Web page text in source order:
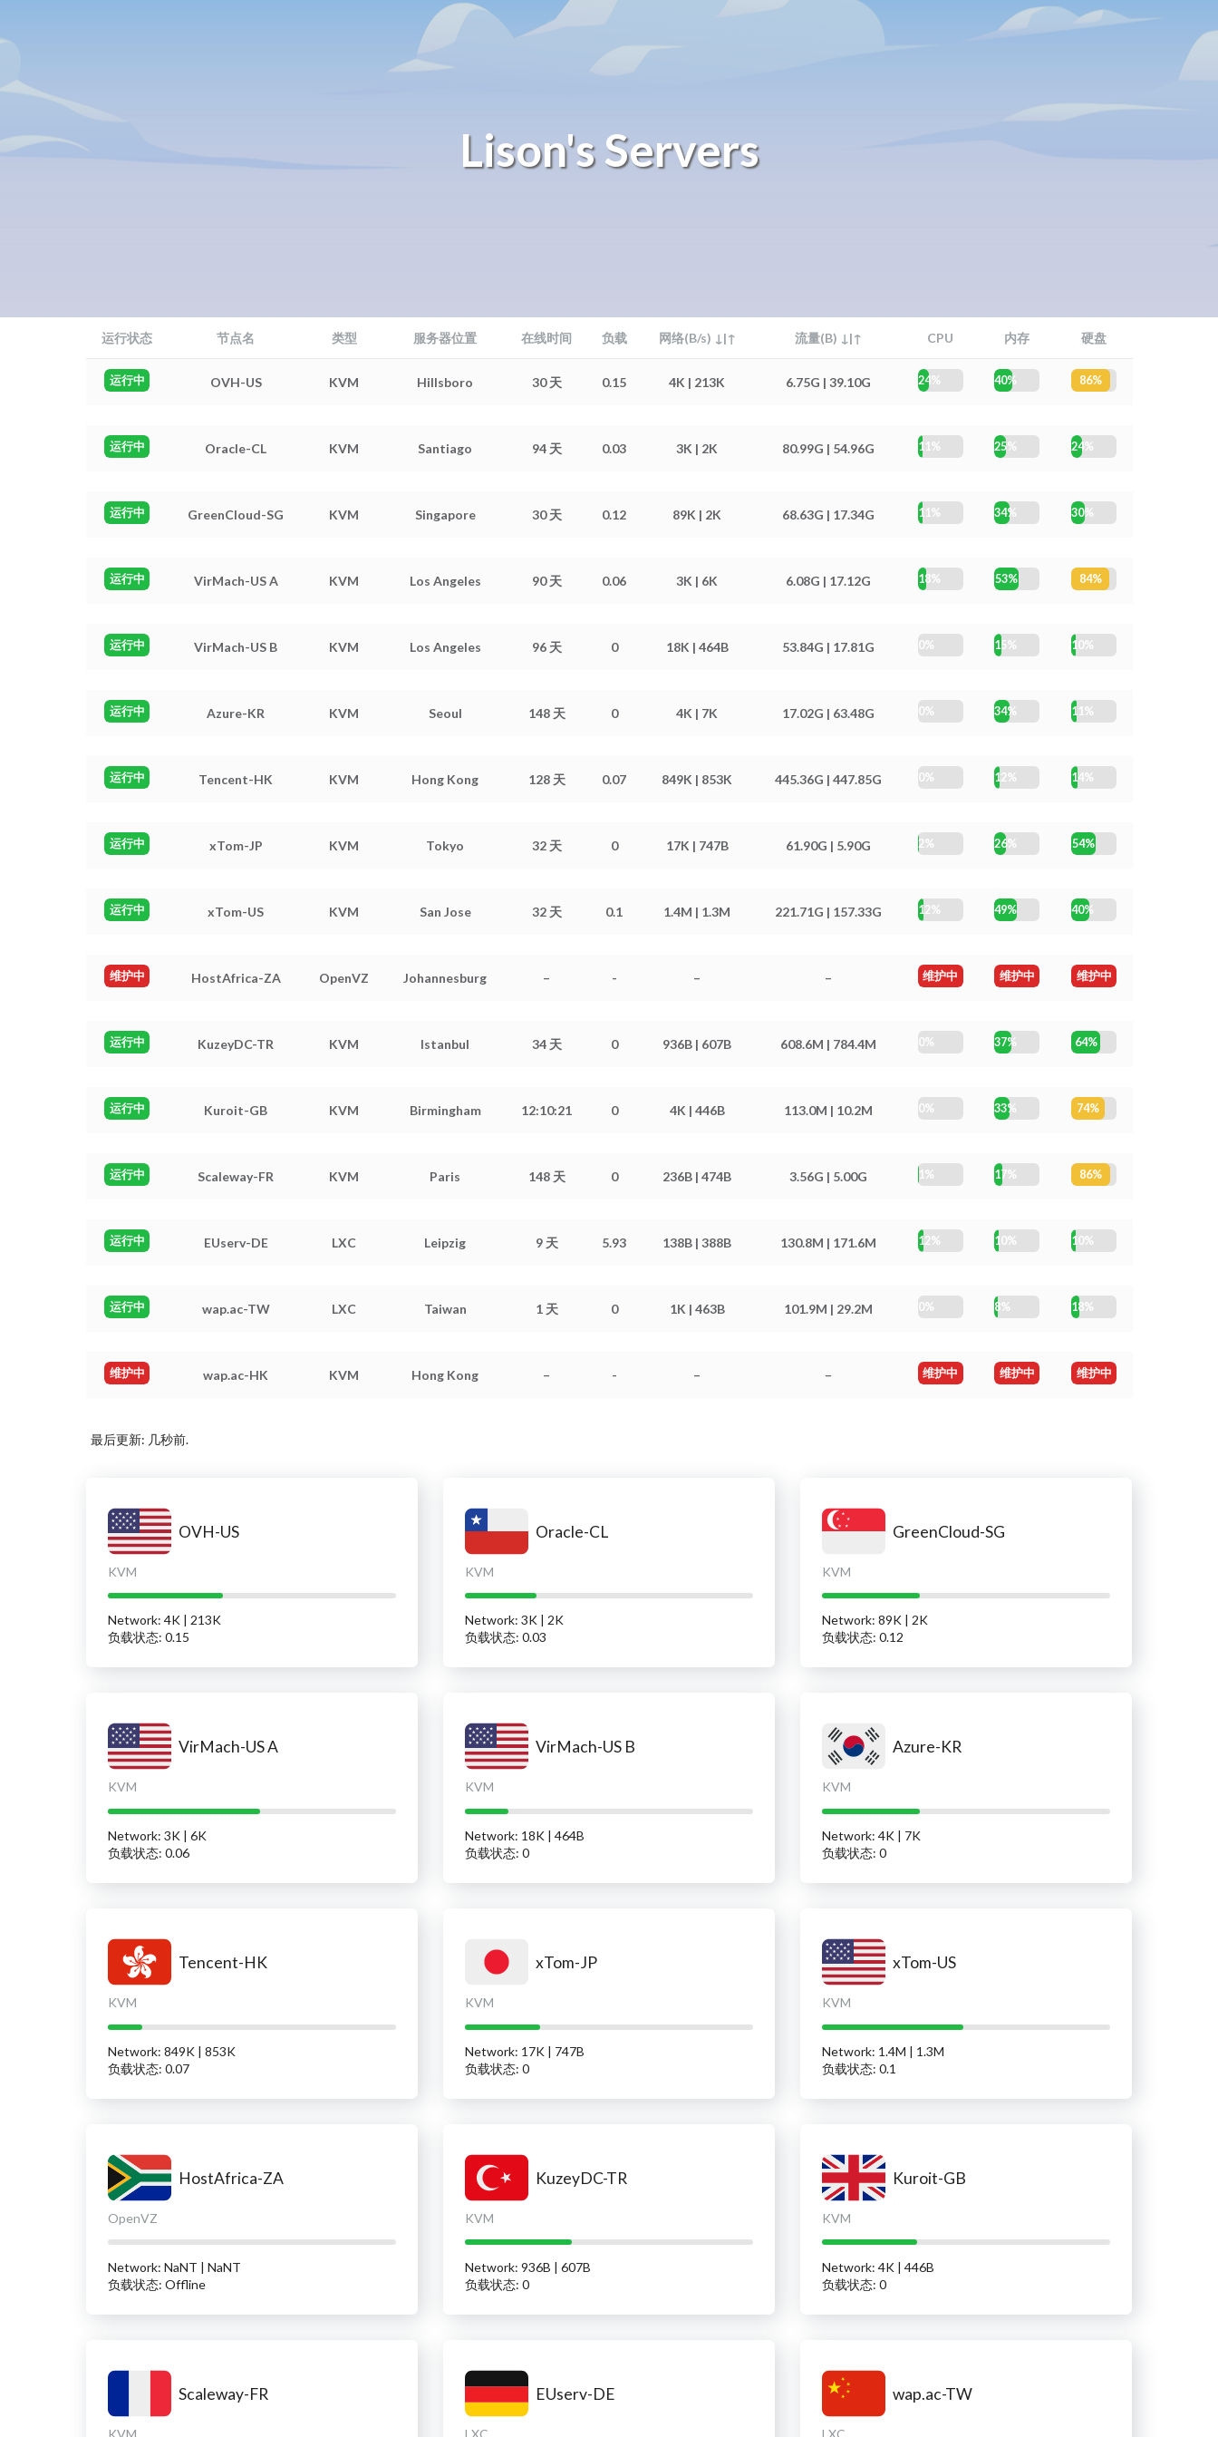
Lison's Servers
运行状态 节点名 类型 服务器位置 在线时间 负载 网络(B/s) ↓|↑ 流量(B) ↓|↑ CPU 内存 硬盘
运行中 OVH-US KVM Hillsboro 30 天 0.15 4K | 213K 6.75G | 39.10G 24% 40% 86%
交换分区: 259.36 MiB / 2.00 GiB
硬盘信息: 16.57 GiB / 19.20 GiB
运行中 Oracle-CL KVM Santiago 94 天 0.03 3K | 2K 80.99G | 54.96G 11% 25% 24%
交换分区: 247.67 MiB / 1.00 GiB
硬盘信息: 10.59 GiB / 44.96 GiB
运行中 GreenCloud-SG KVM Singapore 30 天 0.12 89K | 2K 68.63G | 17.34G 11% 34% 30%
交换分区: 268.70 MiB / 1024.00 MiB
硬盘信息: 59.04 GiB / 195.84 GiB
运行中 VirMach-US A KVM Los Angeles 90 天 0.06 3K | 6K 6.08G | 17.12G 18% 53% 84%
交换分区: 496.70 MiB / 1.25 GiB
硬盘信息: 12.18 GiB / 14.44 GiB
运行中 VirMach-US B KVM Los Angeles 96 天 0 18K | 464B 53.84G | 17.81G 0% 15% 10%
交换分区: 0 B / 256.00 MiB
硬盘信息: 1.38 GiB / 14.49 GiB
运行中 Azure-KR KVM Seoul 148 天 0 4K | 7K 17.02G | 63.48G 0% 34% 11%
交换分区: 0 B / 0 B
硬盘信息: 6.99 GiB / 65.71 GiB
运行中 Tencent-HK KVM Hong Kong 128 天 0.07 849K | 853K 445.36G | 447.85G 0% 12% 14%
交换分区: 0 B / 0 B
硬盘信息: 2.76 GiB / 19.52 GiB
运行中 xTom-JP KVM Tokyo 32 天 0 17K | 747B 61.90G | 5.90G 2% 26% 54%
交换分区: 105.04 MiB / 1.25 GiB
硬盘信息: 8.00 GiB / 14.73 GiB
运行中 xTom-US KVM San Jose 32 天 0.1 1.4M | 1.3M 221.71G | 157.33G 12% 49% 40%
维护中 HostAfrica-ZA OpenVZ Johannesburg – - – – 维护中 维护中 维护中
交换分区: –
硬盘信息: –
运行中 KuzeyDC-TR KVM Istanbul 34 天 0 936B | 607B 608.6M | 784.4M 0% 37% 64%
交换分区: 41.02 MiB / 1024.00 MiB
硬盘信息: 3.01 GiB / 4.72 GiB
运行中 Kuroit-GB KVM Birmingham 12:10:21 0 4K | 446B 113.0M | 10.2M 0% 33% 74%
交换分区: 24.71 MiB / 1024.00 MiB
硬盘信息: 2.85 GiB / 3.84 GiB
运行中 Scaleway-FR KVM Paris 148 天 0 236B | 474B 3.56G | 5.00G 1% 17% 86%
交换分区: 0 B / 0 B
硬盘信息: 2.22 GiB / 2.59 GiB
运行中 EUserv-DE LXC Leipzig 9 天 5.93 138B | 388B 130.8M | 171.6M 12% 10% 10%
交换分区: 0 B / 976.56 MiB
硬盘信息: 1015.00 MiB / 9.72 GiB
运行中 wap.ac-TW LXC Taiwan 1 天 0 1K | 463B 101.9M | 29.2M 0% 8% 18%
维护中 wap.ac-HK KVM Hong Kong – - – – 维护中 维护中 维护中
最后更新: 几秒前.
OVH-US
KVM
Network: 4K | 213K
负载状态: 0.15
Oracle-CL
KVM
Network: 3K | 2K
负载状态: 0.03
GreenCloud-SG
KVM
Network: 89K | 2K
负载状态: 0.12
VirMach-US A
KVM
Network: 3K | 6K
负载状态: 0.06
VirMach-US B
KVM
Network: 18K | 464B
负载状态: 0
Azure-KR
KVM
Network: 4K | 7K
负载状态: 0
Tencent-HK
KVM
Network: 849K | 853K
负载状态: 0.07
xTom-JP
KVM
Network: 17K | 747B
负载状态: 0
xTom-US
KVM
Network: 1.4M | 1.3M
负载状态: 0.1
HostAfrica-ZA
OpenVZ
Network: NaNT | NaNT
负载状态: Offline
KuzeyDC-TR
KVM
Network: 936B | 607B
负载状态: 0
Kuroit-GB
KVM
Network: 4K | 446B
负载状态: 0
Scaleway-FR
KVM
EUserv-DE
LXC
wap.ac-TW
LXC